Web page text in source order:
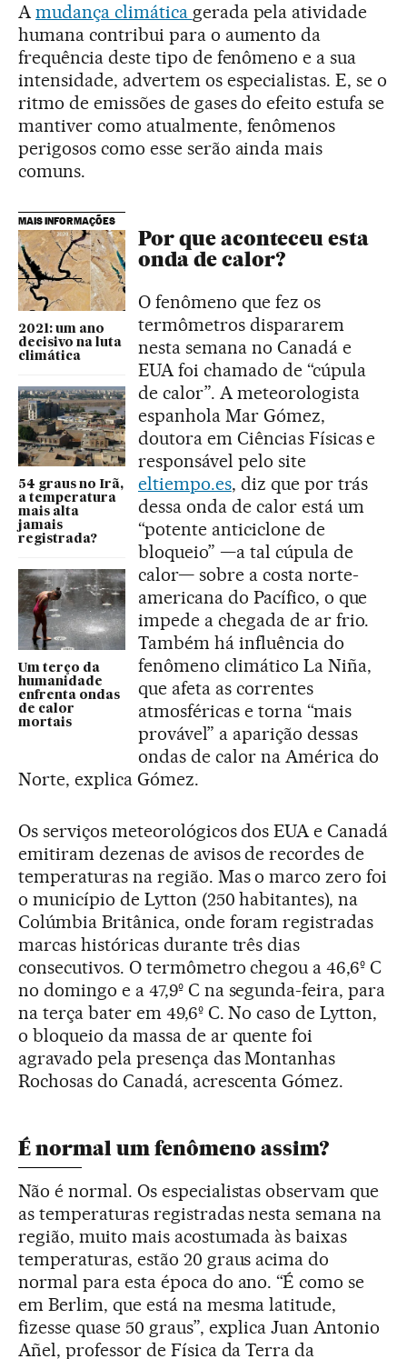
Amudança climática gerada pela atividade
humana contribui para o aumento da
frequência deste tipo de fenômeno e a sua
intensidade, advertem os especialistas. E, se o
ritmo de emissões de gases do efeito estufa se
mantiver como atualmente, fenômenos
perigosos como esse serão ainda mais
comuns.
MAIS INFORMAÇÕES
2021: um ano
decisivo na luta
climática
54 graus no Irã,
a temperatura
mais alta
jamais
registrada?
Um terço da
humanidade
enfrenta ondas
de calor
mortais
Por que aconteceu esta
onda de calor?
O fenômeno que fez os
termômetros dispararem
nesta semana no Canadá e
EUA foi chamado de “cúpula
de calor”. A meteorologista
espanhola Mar Gómez,
doutora em Ciências Físicas e
responsável pelo site
eltiempo.es, diz que por trás
dessa onda de calor está um
“potente anticiclone de
bloqueio” —a tal cúpula de
calor— sobre a costa norte-
americana do Pacífico, o que
impede a chegada de ar frio.
Também há influência do
fenômeno climático La Niña,
que afeta as correntes
atmosféricas e torna “mais
provável” a aparição dessas
ondas de calor na América do
Norte, explica Gómez.
Os serviços meteorológicos dos EUA e Canadá
emitiram dezenas de avisos de recordes de
temperaturas na região. Mas o marco zero foi
o município de Lytton (250 habitantes), na
Colúmbia Britânica, onde foram registradas
marcas históricas durante três dias
consecutivos. O termômetro chegou a 46,6º C
no domingo e a 47,9º C na segunda-feira, para
na terça bater em 49,6º C. No caso de Lytton,
o bloqueio da massa de ar quente foi
agravado pela presença das Montanhas
Rochosas do Canadá, acrescenta Gómez.
É normal um fenômeno assim?
Não é normal. Os especialistas observam que
as temperaturas registradas nesta semana na
região, muito mais acostumada às baixas
temperaturas, estão 20 graus acima do
normal para esta época do ano. “É como se
em Berlim, que está na mesma latitude,
fizesse quase 50 graus”, explica Juan Antonio
Añel, professor de Física da Terra da